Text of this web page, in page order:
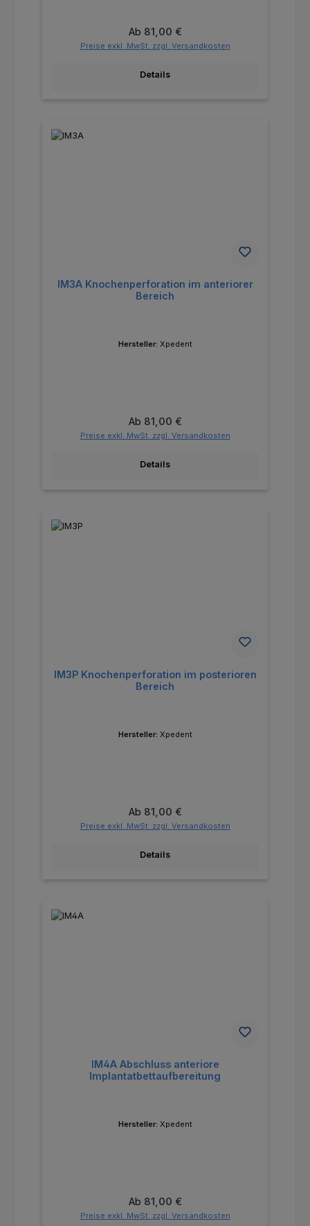
Regulärer Preis:
Ab 81,00 €
Preise exkl. MwSt. zzgl. Versandkosten
Details
IM3A Knochenperforation im anteriorer
Bereich
Hersteller: Xpedent
Regulärer Preis:
Ab 81,00 €
Preise exkl. MwSt. zzgl. Versandkosten
Details
IM3P Knochenperforation im posterioren
Bereich
Hersteller: Xpedent
Regulärer Preis:
Ab 81,00 €
Preise exkl. MwSt. zzgl. Versandkosten
Details
IM4A Abschluss anteriore
Implantatbettaufbereitung
Hersteller: Xpedent
Regulärer Preis:
Ab 81,00 €
Preise exkl. MwSt. zzgl. Versandkosten